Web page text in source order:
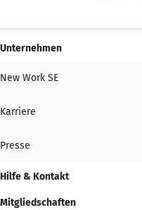
Unternehmen
New Work SE
Karriere
Presse
Hilfe & Kontakt
Mitgliedschaften